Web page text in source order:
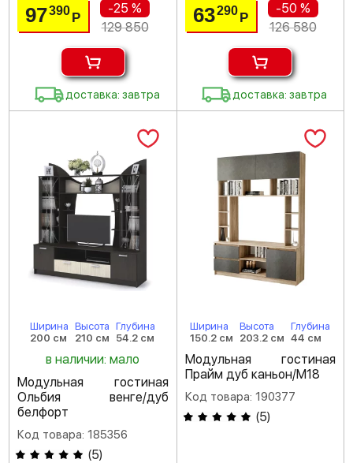
97390Р
-25 %
129 850
доставка: завтра
63290 Р
-50 %
126 580
доставка: завтра
Ширина
200 см
Высота
210 см
Глубина
54.2 см
в наличии: мало
Модульная гостиная
Ольбия венге/дуб
белфорт
Код товара: 185356
(5)
Ширина
150.2 см
Высота
203.2 см
Глубина
44 см
Модульная гостиная
Прайм дуб каньон/M18
Код товара: 190377
(5)